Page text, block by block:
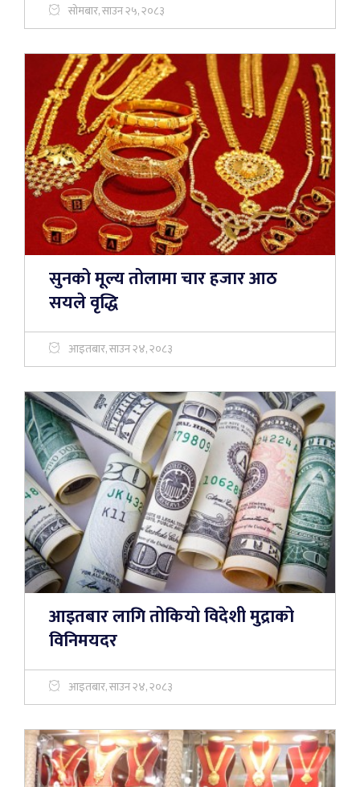
सोमबार, साउन २५, २०८३
सुनको मूल्य तोलामा चार हजार आठ
सयले वृद्धि
आइतबार, साउन २४, २०८३
आइतबार लागि तोकियो विदेशी मुद्राको
विनिमयदर
आइतबार, साउन २४, २०८३